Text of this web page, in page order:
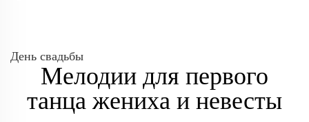
День свадьбы
Мелодии для первого
танца жениха и невесты